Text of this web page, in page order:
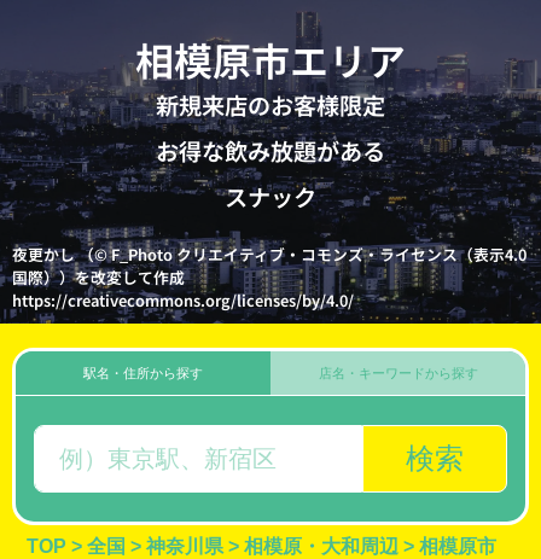
相模原市エリア
新規来店のお客様限定
お得な飲み放題がある
スナック
夜更かし （© F_Photo クリエイティブ・コモンズ・ライセンス（表示4.0
国際））を改変して作成
https://creativecommons.org/licenses/by/4.0/
駅名・住所から探す
検索
店名・キーワードから探す
TOP > 全国 > 神奈川県 > 相模原・大和周辺 > 相模原市